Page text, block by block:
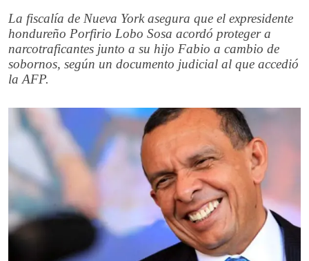
La fiscalía de Nueva York asegura que el expresidente
hondureño Porfirio Lobo Sosa acordó proteger a
narcotraficantes junto a su hijo Fabio a cambio de
sobornos, según un documento judicial al que accedió
la AFP.